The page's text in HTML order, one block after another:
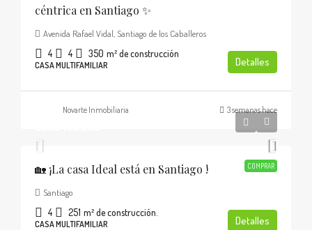
céntrica en Santiago ✨
Avenida Rafael Vidal, Santiago de los Caballeros
4 4 350 m² de construcción
CASA MULTIFAMILIAR Detalles
Novarte Inmobiliaria 3 semanas hace
COMPRAR
🏡 ¡La casa Ideal está en Santiago !
Santiago
4 251 m² de construcción.
CASA MULTIFAMILIAR Detalles